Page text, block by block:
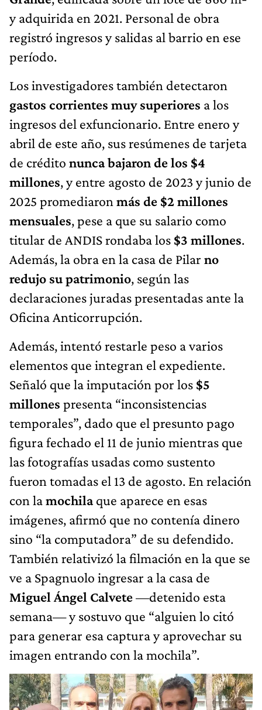
y adquirida en 2021. Personal de obra
registró ingresos y salidas al barrio en ese
período.
Los investigadores también detectaron
gastos corrientes muy superiores a los
ingresos del exfuncionario. Entre enero y
abril de este año, sus resúmenes de tarjeta
de crédito nunca bajaron de los $4
millones, y entre agosto de 2023 y junio de
2025 promediaron más de $2 millones
mensuales, pese a que su salario como
titular de ANDIS rondaba los $3 millones.
Además, la obra en la casa de Pilar no
redujo su patrimonio, según las
declaraciones juradas presentadas ante la
Oficina Anticorrupción.
Además, intentó restarle peso a varios
elementos que integran el expediente.
Señaló que la imputación por los $5
millones presenta “inconsistencias
temporales”, dado que el presunto pago
figura fechado el 11 de junio mientras que
las fotografías usadas como sustento
fueron tomadas el 13 de agosto. En relación
con lamochilaque aparece en esas
imágenes, afirmó que no contenía dinero
sino “la computadora” de su defendido.
También relativizó la filmación en la que se
ve a Spagnuolo ingresar a la casa de
Miguel Ángel Calvete—detenido esta
semana— y sostuvo que “alguien lo citó
para generar esa captura y aprovechar su
imagen entrando con la mochila”.